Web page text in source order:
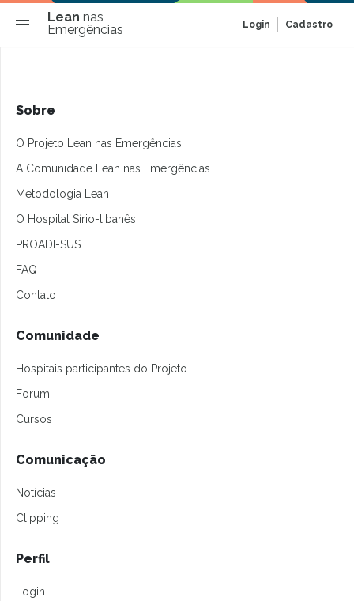
Lean nas
Emergências
Login Cadastro
Sobre
O Projeto Lean nas Emergências
A Comunidade Lean nas Emergências
Metodologia Lean
O Hospital Sírio-libanês
PROADI-SUS
FAQ
Contato
Comunidade
Hospitais participantes do Projeto
Forum
Cursos
Comunicação
Notícias
Clipping
Perfil
Login